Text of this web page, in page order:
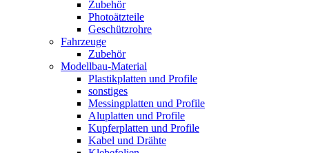
Zubehör
Photoätzteile
Geschützrohre
Fahrzeuge
Zubehör
Modellbau-Material
Plastikplatten und Profile
sonstiges
Messingplatten und Profile
Aluplatten und Profile
Kupferplatten und Profile
Kabel und Drähte